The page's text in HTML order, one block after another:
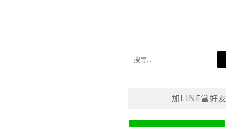
加LINE當好友